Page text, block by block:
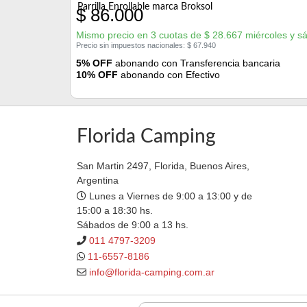
Parrilla Enrollable marca Broksol
$86.000
Mismo precio en 3 cuotas de $ 28.667 miércoles y
Precio sin impuestos nacionales: $ 67.940
5% OFF abonando con Transferencia bancaria
10% OFF abonando con Efectivo
Florida Camping
San Martin 2497, Florida, Buenos Aires,
Argentina
Lunes a Viernes de 9:00 a 13:00 y de
15:00 a 18:30 hs.
Sábados de 9:00 a 13 hs.
011 4797-3209
11-6557-8186
info@florida-camping.com.ar